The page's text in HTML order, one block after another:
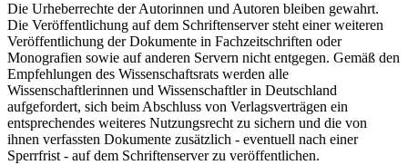
Die Urheberrechte der Autorinnen und Autoren bleiben gewahrt.
Die Veröffentlichung auf dem Schriftenserver steht einer weiteren
Veröffentlichung der Dokumente in Fachzeitschriften oder
Monografien sowie auf anderen Servern nicht entgegen. Gemäß den
Empfehlungen des Wissenschaftsrats werden alle
Wissenschaftlerinnen und Wissenschaftler in Deutschland
aufgefordert, sich beim Abschluss von Verlagsverträgen ein
entsprechendes weiteres Nutzungsrecht zu sichern und die von
ihnen verfassten Dokumente zusätzlich - eventuell nach einer
Sperrfrist - auf dem Schriftenserver zu veröffentlichen.